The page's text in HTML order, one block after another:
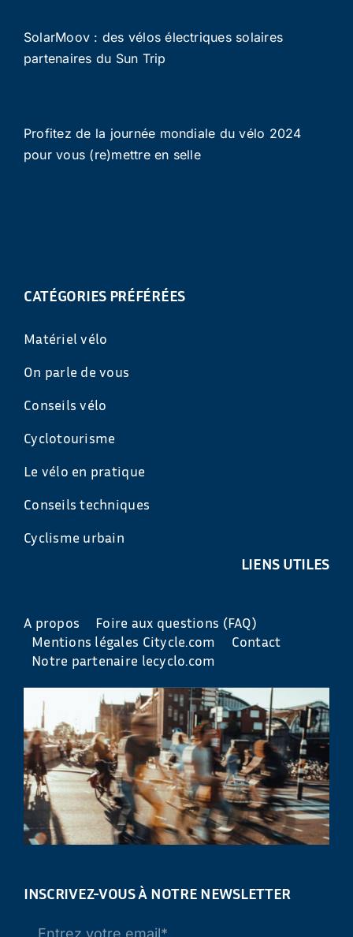
SolarMoov : des vélos électriques solaires
partenaires du Sun Trip
Profitez de la journée mondiale du vélo 2024
pour vous (re)mettre en selle
CATÉGORIES PRÉFÉRÉES
Matériel vélo
On parle de vous
Conseils vélo
Cyclotourisme
Le vélo en pratique
Conseils techniques
Cyclisme urbain
LIENS UTILES
A propos
Foire aux questions (FAQ)
Mentions légales Citycle.com
Contact
Notre partenaire lecyclo.com
INSCRIVEZ-VOUS À NOTRE NEWSLETTER